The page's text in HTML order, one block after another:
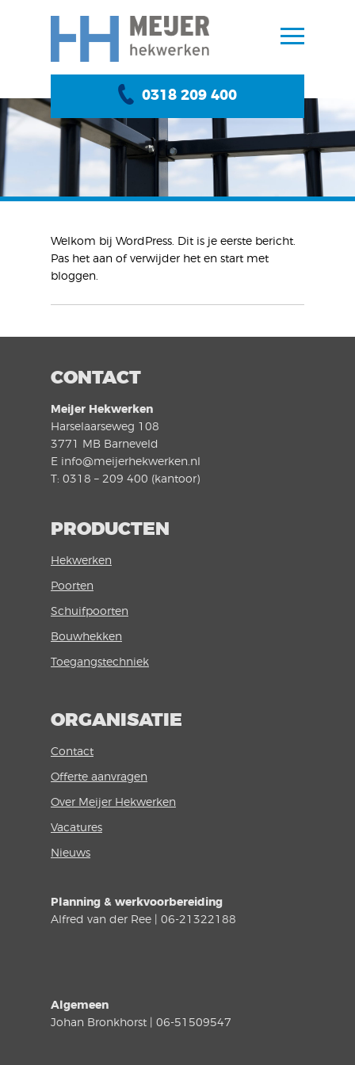
0318 209 400
Welkom bij WordPress. Dit is je eerste bericht.
Pas het aan of verwijder het en start met
bloggen.
CONTACT
Meijer Hekwerken
Harselaarseweg 108
3771 MB Barneveld
E info@meijerhekwerken.nl
T: 0318 – 209 400 (kantoor)
PRODUCTEN
Hekwerken
Poorten
Schuifpoorten
Bouwhekken
Toegangstechniek
ORGANISATIE
Contact
Offerte aanvragen
Over Meijer Hekwerken
Vacatures
Nieuws
Planning & werkvoorbereiding
Alfred van der Ree | 06-21322188
Algemeen
Johan Bronkhorst | 06-51509547